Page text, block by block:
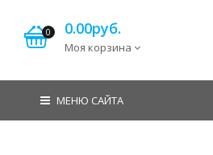
0 0.00руб.
Моя корзина
МЕНЮ САЙТА